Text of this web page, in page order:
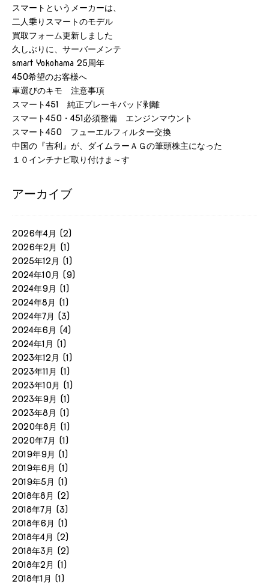
スマートというメーカーは、
二人乗りスマートのモデル
買取フォーム更新しました
久しぶりに、サーバーメンテ
smart Yokohama 25周年
450希望のお客様へ
車選びのキモ 注意事項
スマート451 純正ブレーキパッド剥離
スマート450・451必須整備 エンジンマウント
スマート450 フューエルフィルター交換
中国の『吉利』が、ダイムラーＡＧの筆頭株主になった
１０インチナビ取り付けま～す
アーカイブ
2026年4月 (2)
2026年2月 (1)
2025年12月 (1)
2024年10月 (9)
2024年9月 (1)
2024年8月 (1)
2024年7月 (3)
2024年6月 (4)
2024年1月 (1)
2023年12月 (1)
2023年11月 (1)
2023年10月 (1)
2023年9月 (1)
2023年8月 (1)
2020年8月 (1)
2020年7月 (1)
2019年9月 (1)
2019年6月 (1)
2019年5月 (1)
2018年8月 (2)
2018年7月 (3)
2018年6月 (1)
2018年4月 (2)
2018年3月 (2)
2018年2月 (1)
2018年1月 (1)